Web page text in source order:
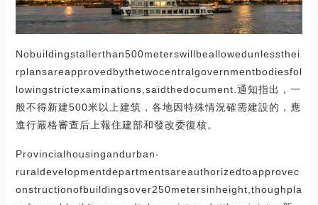
Nobuildingstallerthan500meterswillbeallowedunlessthei
rplansareapprovedbythetwocentralgovernmentbodiesfol
lowingstrictexaminations,saidthedocument.通知指出，一
般不得新建500米以上建筑，各地因特殊情況確需建設的，應
進行嚴格審查后上報住建部和發改委復核。
Provincialhousingandurban-
ruraldevelopmentdepartmentsareauthorizedtoapprovec
onstructionofbuildingsover250metersinheight,thoughpla